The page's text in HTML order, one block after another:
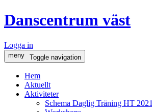
Danscentrum väst
Logga in
meny Toggle navigation
Hem
Aktuellt
Aktiviteter
Schema Daglig Träning HT 2021